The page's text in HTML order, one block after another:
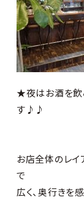
★夜はお酒を飲
す♪♪
お店全体のレイ
で
広く、奥行きを